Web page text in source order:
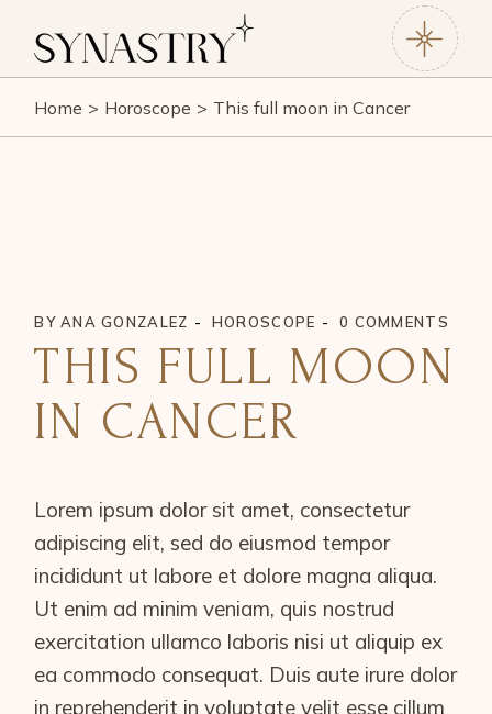
Home Horoscope This full moon in Cancer
BY ANA GONZALEZ HOROSCOPE 0 COMMENTS
THIS FULL MOON
IN CANCER
Lorem ipsum dolor sit amet, consectetur
adipiscing elit, sed do eiusmod tempor
incididunt ut labore et dolore magna aliqua.
Ut enim ad minim veniam, quis nostrud
exercitation ullamco laboris nisi ut aliquip ex
ea commodo consequat. Duis aute irure dolor
in reprehenderit in voluptate velit esse cillum